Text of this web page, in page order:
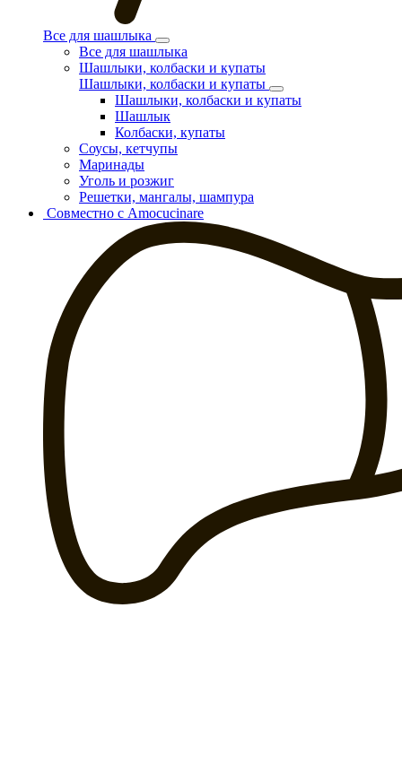
Все для шашлыка
Все для шашлыка
Шашлыки, колбаски и купаты
Шашлыки, колбаски и купаты
Шашлыки, колбаски и купаты
Шашлык
Колбаски, купаты
Соусы, кетчупы
Маринады
Уголь и розжиг
Решетки, мангалы, шампура
Совместно с Amocucinare